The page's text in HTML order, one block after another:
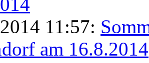
11:57:
am 16.8.2014